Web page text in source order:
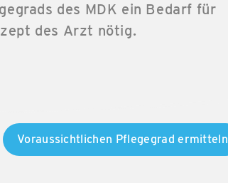
des MDK ein Bedarf für
des Arzt nötig.
Voraussichtlichen Pflegegrad ermitteln